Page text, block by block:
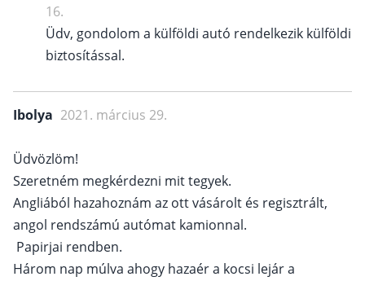
16.
Üdv, gondolom a külföldi autó rendelkezik külföldi
biztosítással.
Ibolya 2021. március 29.
Üdvözlöm!
Szeretném megkérdezni mit tegyek.
Angliából hazahoznám az ott vásárolt és regisztrált,
angol rendszámú autómat kamionnal.
Papirjai rendben.
Három nap múlva ahogy hazaér a kocsi lejár a